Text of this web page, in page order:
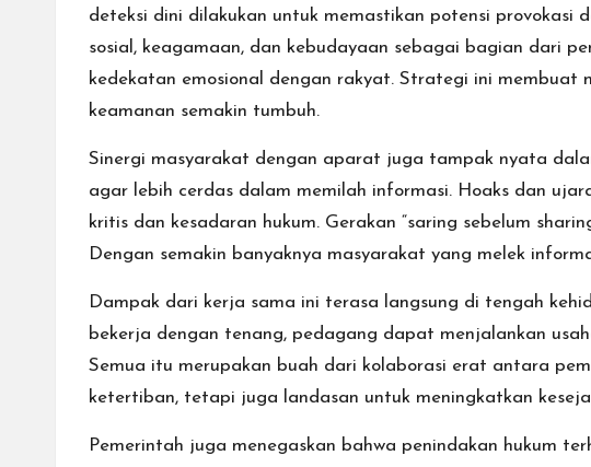
deteksi dini dilakukan untuk memastikan potensi
sosial, keagamaan, dan kebudayaan sebagai bagian dari
kedekatan emosional dengan rakyat. Strategi ini
keamanan semakin tumbuh.
Sinergi masyarakat dengan aparat juga tampak nyata
agar lebih cerdas dalam memilah informasi. Hoaks dan
kritis dan kesadaran hukum. Gerakan “saring sebelum
Dengan semakin banyaknya masyarakat yang melek
Dampak dari kerja sama ini terasa langsung di tengah
bekerja dengan tenang, pedagang dapat menjalankan
Semua itu merupakan buah dari kolaborasi erat antara
ketertiban, tetapi juga landasan untuk meningkatkan
Pemerintah juga menegaskan bahwa penindakan hukum